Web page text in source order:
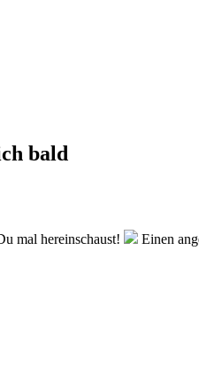
bald
mal hereinschaust!
Einen